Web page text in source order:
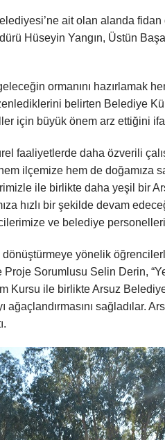
ait olan alanda
Hüseyin Yangın, Üstün
ormanını hazırlamak
belirten Belediye
için büyük önem arz ettiğini
faaliyetlerde daha özverili
ilçemize hem de doğamıza
ile birlikte daha yeşil bir
hızlı bir şekilde devam
ve belediye
yönelik
Sorumlusu Selin Derin,
Kursu ile birlikte Arsuz
sağladılar.